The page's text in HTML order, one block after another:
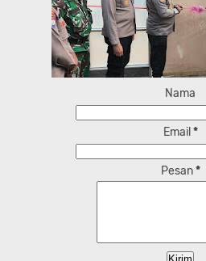
Nama
Email *
Pesan*